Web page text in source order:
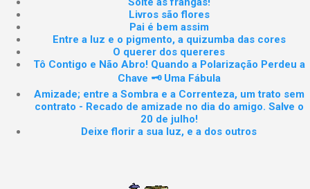
Livros são flores
Pai é bem assim
Entre a luz e o pigmento, a quizumba das cores
O querer dos quereres
Tô Contigo e Não Abro! Quando a Polarização Perdeu a
Chave 🗝️ Uma Fábula
Amizade; entre a Sombra e a Correnteza, um trato sem
contrato - Recado de amizade no dia do amigo. Salve o
20 de julho!
Deixe florir a sua luz, e a dos outros